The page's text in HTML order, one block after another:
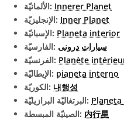
الألمانيّة: Innerer Planet
الإنجليزيّة: Inner Planet
الإسبانيّة: Planeta interior
الفارسيّة: سیارات درونی
الفرنسيّة: Planète
الإيطاليّة: pianeta interno
الكوريّة: 내행성
البرتغاليّة البرازيليّة:
الصينيّة المبسطة: 内行星